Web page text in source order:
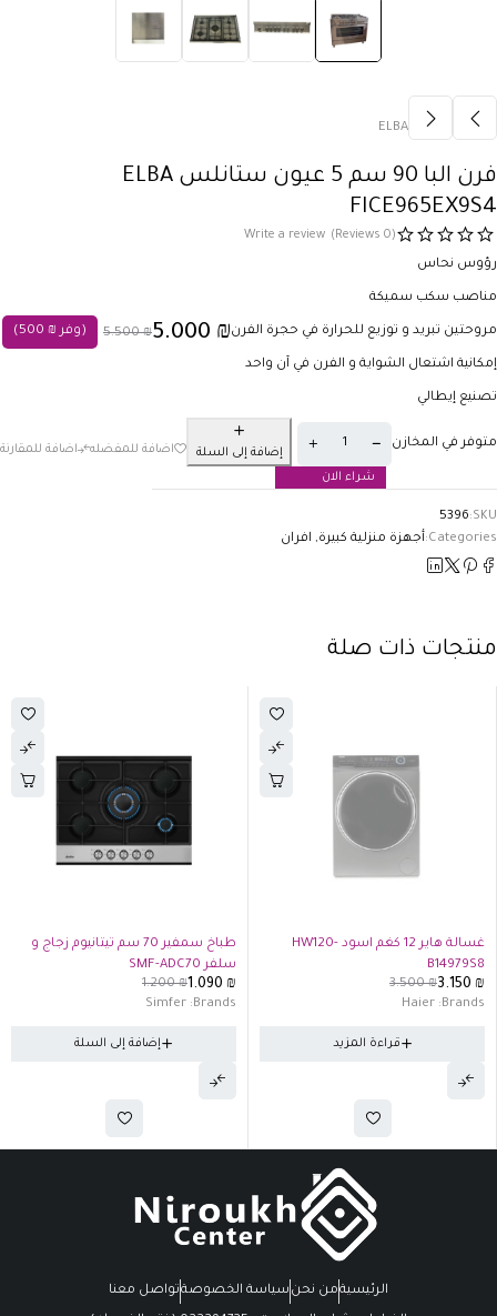
ELBA
فرن البا 90 سم 5 عيون ستانلس ELBA
FICE965EX9S4
(0 Reviews)
Write a review
رؤوس نحاس
مناصب سكب سميكة
مروحتين تبريد و توزيع للحرارة في حجرة الفرن
إمكانية اشتعال الشواية و الفرن في آن واحد
تصنيع إيطالي
5.500₪5.000 ₪ (وفر 500 ₪
)
متوفر في المخازن
إضافة إلى السلة
شراء الان
SKU:
5396
Categories: أجهزة منزلية كبيرة, افران
منتجات ذات صلة
تفذت الكمية
غسالة هاير 12 كغم اسود HW120-
B14979S8
3.500₪3.150 ₪
Brands:
Haier
قراءة المزيد
طباخ سمفير 70 سم تيتانيوم زجاج و
سلفر SMF-ADC70
1.200₪1.090 ₪
Brands:
Simfer
إضافة إلى السلة
الرئيسيةمن نحن سياسة الخصوصةتواصل معنا